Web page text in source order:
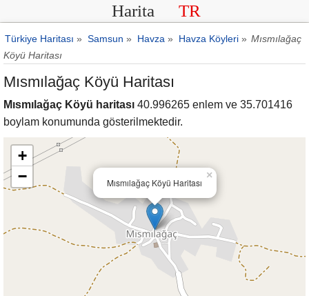
Harita TR
Türkiye Haritası » Samsun » Havza » Havza Köyleri » Mısmılağaç
Köyü Haritası
Mısmılağaç Köyü Haritası
Mısmılağaç Köyü haritası 40.996265 enlem ve 35.701416
boylam konumunda gösterilmektedir.
Mısmılağaç Köyü Haritası
×
+
−